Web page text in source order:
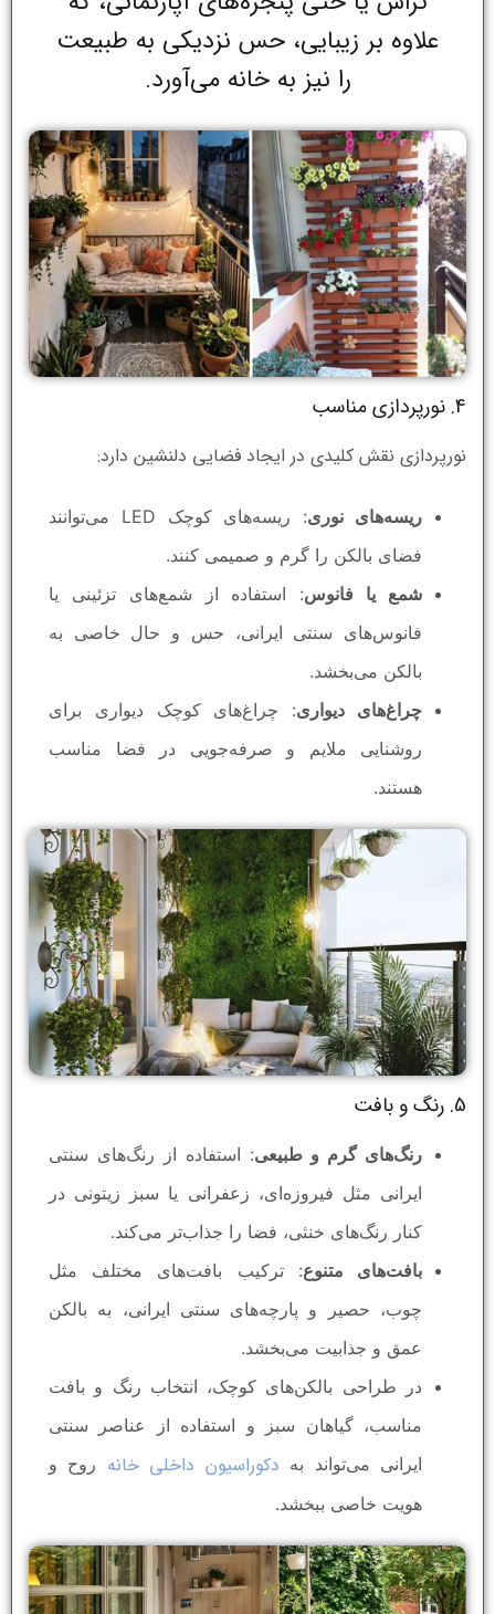
علاوه بر زیبایی، حس نزدیکی به طبیعت
را نیز به خانه می‌آورد.
4. نورپردازی مناسب
نورپردازی نقش کلیدی در ایجاد فضایی دلنشین دارد:
ریسه‌های نوری
: ریسه‌های کوچک LED می‌توانند
فضای بالکن را گرم و صمیمی کنند.
شمع یا فانوس: استفاده از شمع‌های تزئینی یا
فانوس‌های سنتی ایرانی، حس و حال خاصی به
بالکن می‌بخشد.
چراغ‌های دیواری: چراغ‌های کوچک دیواری برای
روشنایی ملایم و صرفه‌جویی در فضا مناسب
هستند.
5. رنگ و بافت
رنگ‌های گرم و طبیعی: استفاده از رنگ‌های سنتی
ایرانی مثل فیروزه‌ای، زعفرانی یا سبز زیتونی در
کنار رنگ‌های خنثی، فضا را جذاب‌تر می‌کند.
بافت‌های متنوع: ترکیب بافت‌های مختلف مثل
چوب، حصیر و پارچه‌های سنتی ایرانی، به بالکن
عمق و جذابیت می‌بخشد.
در طراحی بالکن‌های کوچک، انتخاب رنگ و بافت
مناسب، گیاهان سبز و استفاده از عناصر سنتی
ایرانی می‌تواند به دکوراسیون داخلی خانه روح و
هویت خاصی ببخشد.